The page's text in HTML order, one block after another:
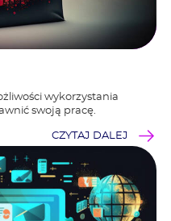
wykorzystania
swoją pracę.
CZYTAJ DALEJ